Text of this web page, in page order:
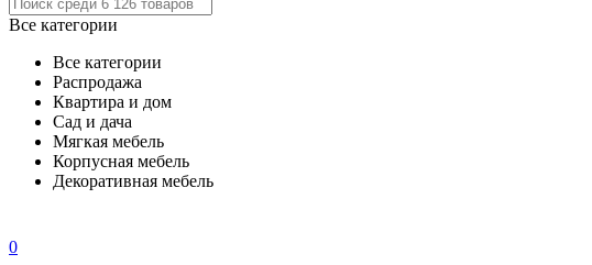
Все категории
Все категории
Распродажа
Квартира и дом
Сад и дача
Мягкая мебель
Корпусная мебель
Декоративная мебель
0